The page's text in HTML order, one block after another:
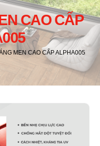
CAO CẤP
MEN CAO CẤP ALPHA005